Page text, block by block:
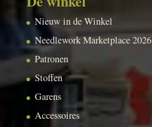
Nieuw in de Winkel
Needlework Marketplace 2026
Patronen
Stoffen
Garens
Accessoires